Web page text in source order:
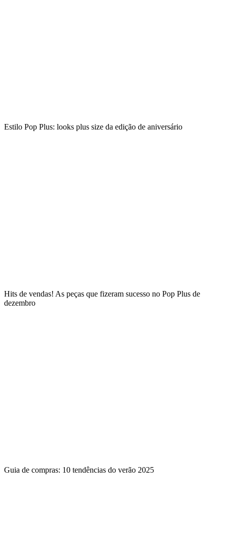
Estilo Pop Plus: looks plus size da edição de aniversário
Hits de vendas! As peças que fizeram sucesso no Pop Plus de
dezembro
Guia de compras: 10 tendências do verão 2025